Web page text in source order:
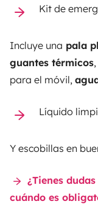
Kit de
Incluye una pala
guantes térmicos,
para el móvil,
Líquido
Y escobillas en
¿Tienes
cuándo es